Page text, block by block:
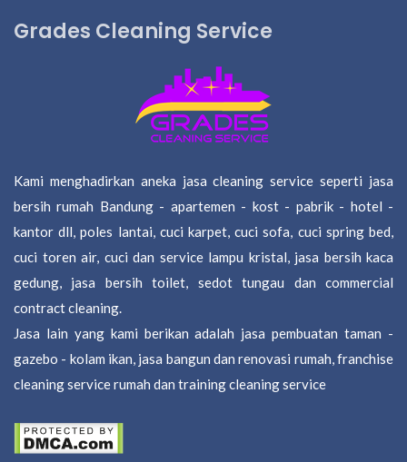
Grades Cleaning Service
Kami menghadirkan aneka jasa cleaning service seperti jasa
bersih rumah Bandung - apartemen - kost - pabrik - hotel -
kantor dll, poles lantai, cuci karpet, cuci sofa, cuci spring bed,
cuci toren air, cuci dan service lampu kristal, jasa bersih kaca
gedung, jasa bersih toilet, sedot tungau dan commercial
contract cleaning.
Jasa lain yang kami berikan adalah jasa pembuatan taman -
gazebo - kolam ikan, jasa bangun dan renovasi rumah, franchise
cleaning service rumah dan training cleaning service